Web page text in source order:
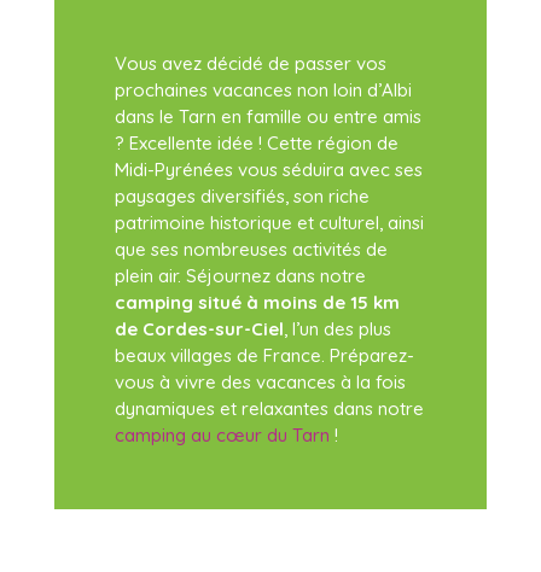
Vous avez décidé de passer vos
prochaines vacances non loin d’Albi
dans le Tarn en famille ou entre amis
? Excellente idée ! Cette région de
Midi-Pyrénées vous séduira avec ses
paysages diversifiés, son riche
patrimoine historique et culturel, ainsi
que ses nombreuses activités de
plein air. Séjournez dans notre
camping situé à moins de 15 km
de Cordes-sur-Ciel , l’un des plus
beaux villages de France. Préparez-
vous à vivre des vacances à la fois
dynamiques et relaxantes dans notre
camping au cœur du Tarn !